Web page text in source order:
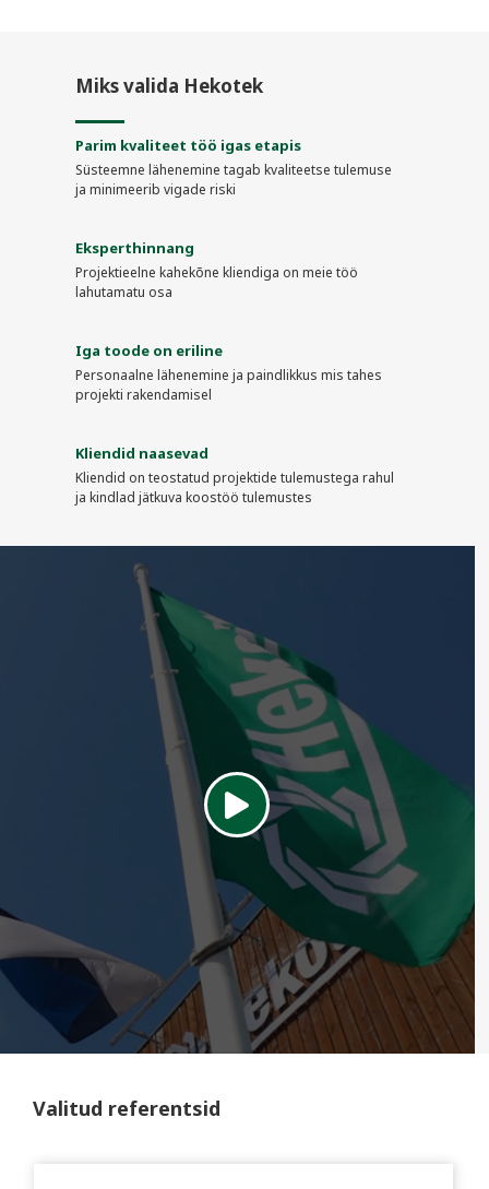
Miks valida Hekotek
Parim kvaliteet töö igas etapis
Süsteemne lähenemine tagab kvaliteetse tulemuse
ja minimeerib vigade riski
Eksperthinnang
Projektieelne kahekõne kliendiga on meie töö
lahutamatu osa
Iga toode on eriline
Personaalne lähenemine ja paindlikkus mis tahes
projekti rakendamisel
Kliendid naasevad
Kliendid on teostatud projektide tulemustega rahul
ja kindlad jätkuva koostöö tulemustes
Valitud referentsid